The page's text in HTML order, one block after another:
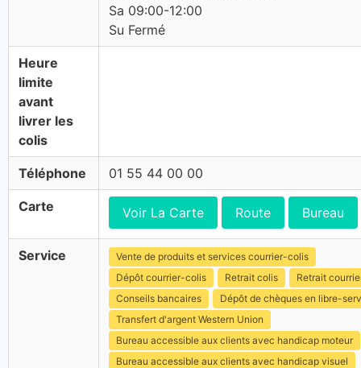
Sa 09:00-12:00
Su Fermé
Heure
limite
avant
livrer les
colis
Téléphone 01 55 44 00 00
Carte Voir La Carte Route Bureau
Service
Vente de produits et services courrier-colis
Dépôt courrier-colis
Retrait colis
Retrait
Conseils bancaires
Dépôt de chèques en libre-
Transfert d'argent Western Union
Bureau accessible aux clients avec handicap moteur
Bureau accessible aux clients avec handicap visuel